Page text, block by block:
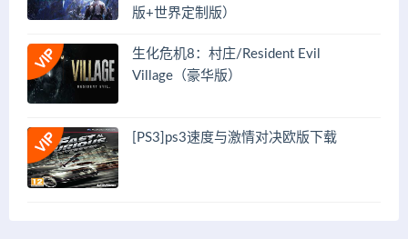
版+世界定制版）
生化危机8：村庄/Resident Evil
Village（豪华版）
[PS3]ps3速度与激情对决欧版下载